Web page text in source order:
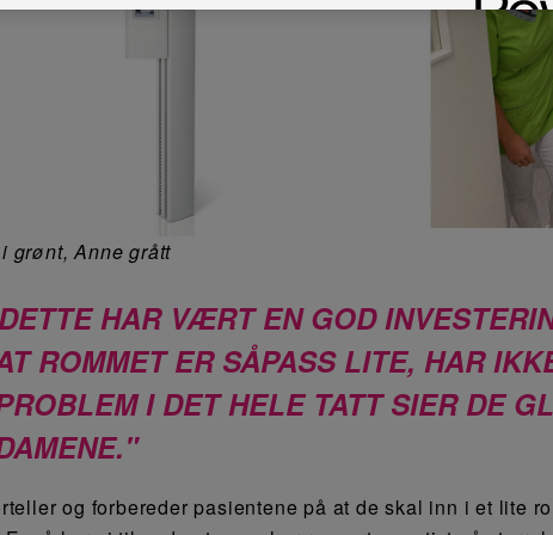
grønt, Anne grått
HAR VÆRT EN GOD
ROMMET ER SÅPASS LITE, HAR
I DET HELE TATT SIER DE
og forbereder pasientene på at de skal inn i et lite